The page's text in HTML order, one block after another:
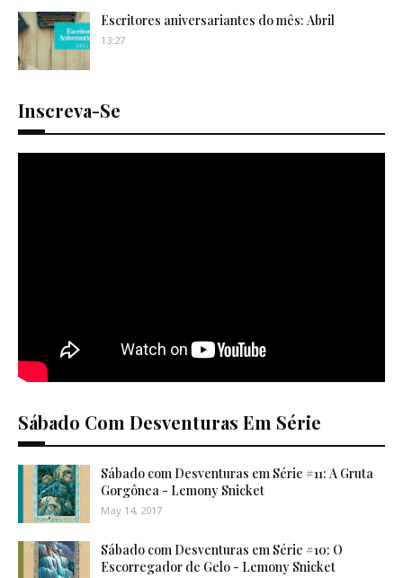
Escritores aniversariantes do mês: Abril
13:27
Inscreva-Se
Sábado Com Desventuras Em Série
Sábado com Desventuras em Série #11: A Gruta
Gorgônea - Lemony Snicket
May 14, 2017
Sábado com Desventuras em Série #10: O
Escorregador de Gelo - Lemony Snicket